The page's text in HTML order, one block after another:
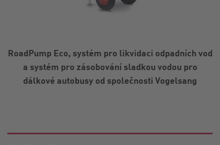
RoadPump Eco, systém pro likvidaci odpadních vod
a systém pro zásobování sladkou vodou pro
dálkové autobusy od společnosti Vogelsang